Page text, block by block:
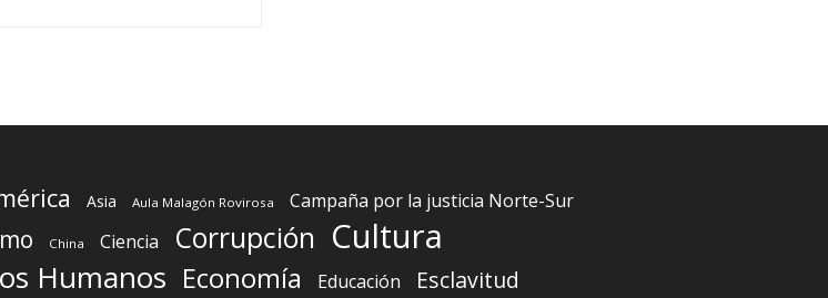
Asia Aula Malagón Rovirosa Campaña por la justicia Norte-Sur
China Ciencia Corrupción Cultura
Humanos Economía Educación Esclavitud